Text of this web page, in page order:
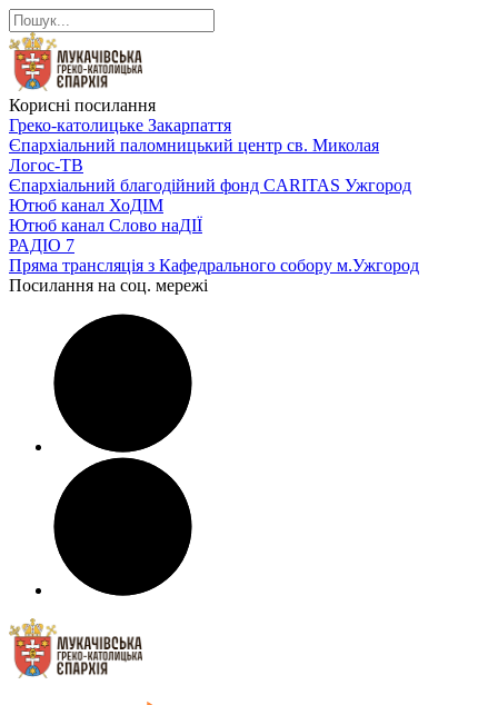
Корисні посилання
Греко-католицьке Закарпаття
Єпархіальний паломницький центр св. Миколая
Логос-ТВ
Єпархіальний благодійний фонд CARITAS Ужгород
Ютюб канал ХоДІМ
Ютюб канал Слово наДІЇ
РАДІО 7
Пряма трансляція з Кафедрального собору м.Ужгород
Посилання на соц. мережі